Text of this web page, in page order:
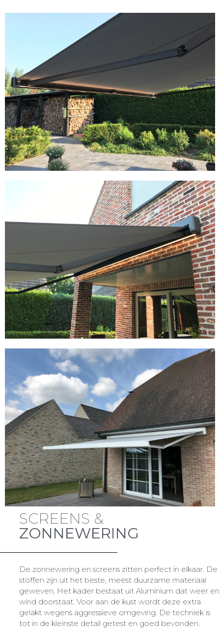
SCREENS &
ZONNEWERING
De zonnewering en screens zitten perfect in elkaar. De
stoffen zijn uit het beste, meest duurzame materiaal
geweven. Het kader bestaat uit Aluminium dat weer en
wind doorstaat. Voor aan de kust wordt deze extra
gelakt wegens aggressieve omgeving. De techniek is
tot in de kleinste detail getest en goed bevonden.